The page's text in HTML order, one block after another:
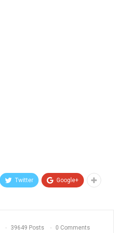
Twitter Google+
39649 Posts 0 Comments